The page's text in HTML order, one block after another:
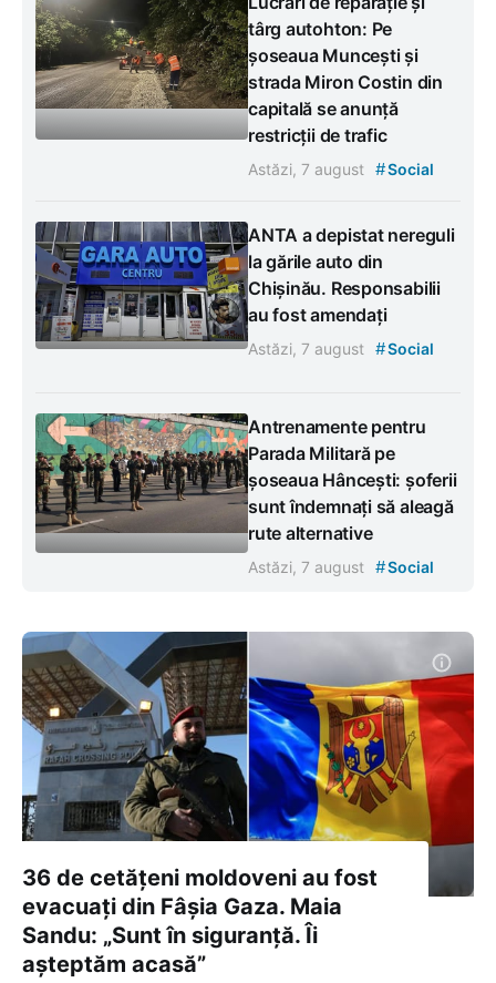
târg autohton: Pe
șoseaua Muncești și
strada Miron Costin din
capitală se anunță
restricții de trafic
Astăzi, 7 august #Social
ANTA a depistat nereguli
la gările auto din
Chișinău. Responsabilii
au fost amendați
Astăzi, 7 august #Social
Antrenamente pentru
Parada Militară pe
șoseaua Hâncești: șoferii
sunt îndemnați să aleagă
rute alternative
Astăzi, 7 august #Social
36 de cetățeni moldoveni au fost
evacuați din Fâșia Gaza. Maia
Sandu: „Sunt în siguranță. Îi
așteptăm acasă”